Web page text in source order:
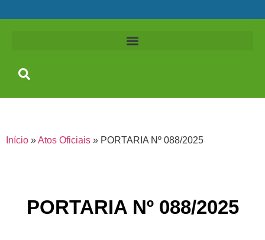
Início »Atos Oficiais » PORTARIA Nº 088/2025
PORTARIA Nº 088/2025